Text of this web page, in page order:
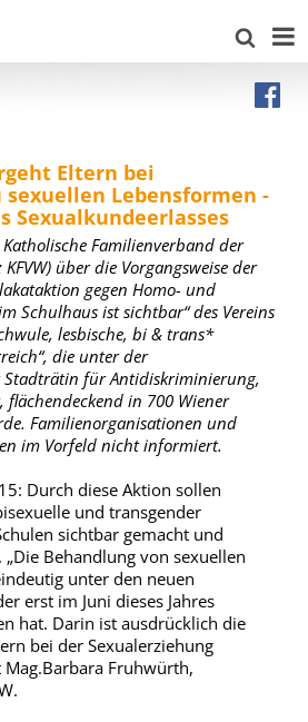
Eltern bei
Lebensformen -
Sexualkundeerlasses
Familienverband der
über die Vorgangsweise der
gegen Homo- und
Schulhaus ist sichtbar“ des Vereins
lesbische, bi & trans*
die unter der
für Antidiskriminierung,
flächendeckend in 700 Wiener
Familienorganisationen und
im Vorfeld nicht informiert.
Durch diese Aktion sollen
und transgender
sichtbar gemacht und
Behandlung von sexuellen
unter den neuen
erst im Juni dieses Jahres
hat. Darin ist ausdrücklich die
bei der Sexualerziehung
Fruhwürth,